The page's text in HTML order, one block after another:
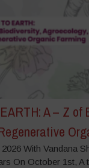
A – Z of
With Vandana
On October 1st, A